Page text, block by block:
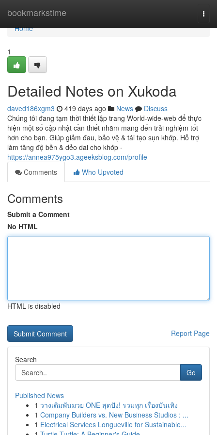
bookmarkstime
Home
Home
1
Detailed Notes on Xukoda
daved186xgm3 419 days ago News
Discuss
Chúng tôi đang tạm thời thiết lập trang World-wide-web để thực
hiện một số cập nhật cần thiết nhằm mang đến trải nghiệm tốt
hơn cho bạn. Giúp giảm đau, bảo vệ & tái tạo sụn khớp. Hỗ trợ
làm tăng độ bền & dẻo dai cho khớp ·
https://annea975ygo3.ageeksblog.com/profile
Comments
Who Upvoted
Comments
Submit a Comment
No HTML
HTML is disabled
Report Page
Search
Go
Published News
1 วางเดิมพันมวย ONE สุดปัง! รวมทุก เรื่องบันเทิง
1 Company Builders vs. New Business Studios : ...
1 Electrical Services Longueville for Sustainable...